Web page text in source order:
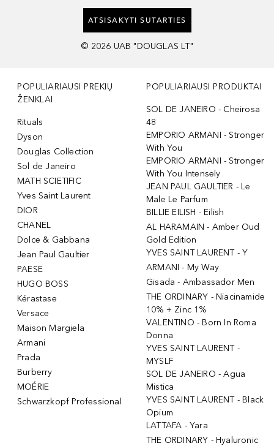
ATSISAKYTI SUTARTIES
© 2026 UAB "DOUGLAS LT"
POPULIARIAUSI PREKIŲ
ŽENKLAI
Rituals
Dyson
Douglas Collection
Sol de Janeiro
MATH SCIETIFIC
Yves Saint Laurent
DIOR
CHANEL
Dolce & Gabbana
Jean Paul Gaultier
PAESE
HUGO BOSS
Kérastase
Versace
Maison Margiela
Armani
Prada
Burberry
MOÉRIE
Schwarzkopf Professional
POPULIARIAUSI PRODUKTAI
SOL DE JANEIRO - Cheirosa
48
EMPORIO ARMANI - Stronger
With You
EMPORIO ARMANI - Stronger
With You Intensely
JEAN PAUL GAULTIER - Le
Male Le Parfum
BILLIE EILISH - Eilish
AL HARAMAIN - Amber Oud
Gold Edition
YVES SAINT LAURENT - Y
ARMANI - My Way
Gisada - Ambassador Men
THE ORDINARY - Niacinamide
10% + Zinc 1%
VALENTINO - Born In Roma
Donna
YVES SAINT LAURENT -
MYSLF
SOL DE JANEIRO - Agua
Mistica
YVES SAINT LAURENT - Black
Opium
LATTAFA - Yara
THE ORDINARY - Hyaluronic